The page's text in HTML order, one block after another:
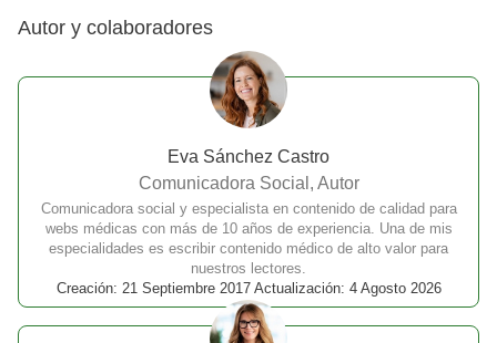
Autor y colaboradores
Eva Sánchez Castro
Comunicadora Social, Autor
Comunicadora social y especialista en contenido de calidad para
webs médicas con más de 10 años de experiencia. Una de mis
especialidades es escribir contenido médico de alto valor para
nuestros lectores.
Creación: 21 Septiembre 2017 Actualización: 4 Agosto 2026